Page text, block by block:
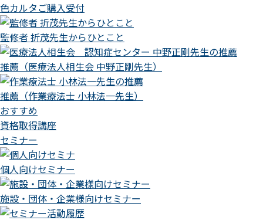
色カルタご購入受付
監修者 折茂先生からひとこと
推薦（医療法人相生会 中野正剛先生）
推薦（作業療法士 小林法一先生）
おすすめ
資格取得講座
セミナー
個人向けセミナー
施設・団体・企業様向けセミナー